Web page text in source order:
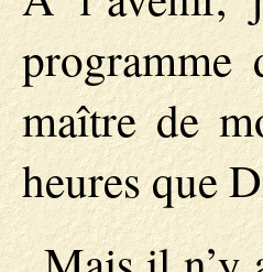
programme
maître de
heures que